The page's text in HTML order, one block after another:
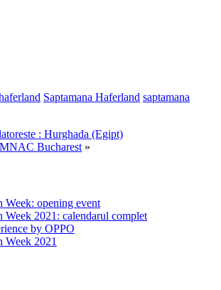
Saptamana Haferland saptamana
: Hurghada (Egipt)
Bucharest »
Week: opening event
Week 2021: calendarul complet
by OPPO
Week 2021